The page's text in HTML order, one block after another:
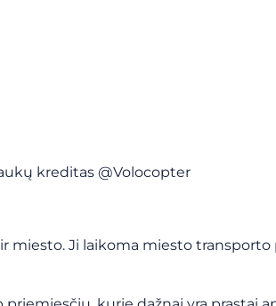
kreditas @Volocopter
Ji laikoma miesto